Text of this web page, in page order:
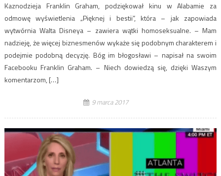
Kaznodzieja Franklin Graham, podziękował kinu w Alabamie za
odmowę wyświetlenia „Pięknej i bestii”, która – jak zapowiada
wytwórnia Walta Disneya – zawiera wątki homoseksualne. – Mam
nadzieję, że więcej biznesmenów wykaże się podobnym charakterem i
podejmie podobną decyzję. Bóg im błogosławi – napisał na swoim
Facebooku Franklin Graham. – Niech dowiedzą się, dzięki Waszym
komentarzom, […]
9 marca 2017